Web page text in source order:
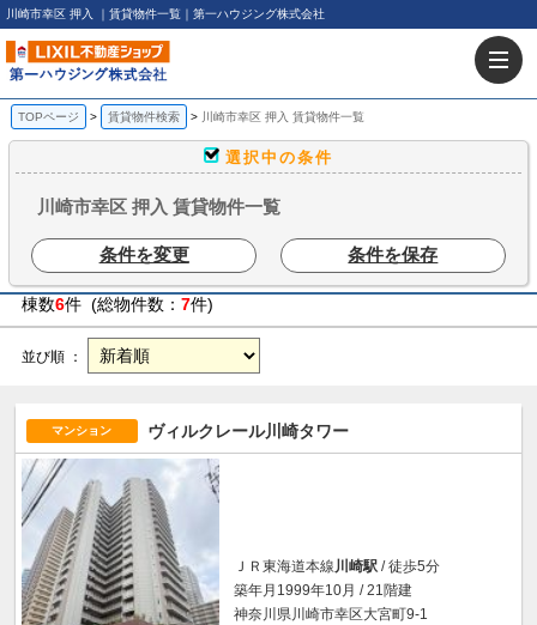
川崎市幸区 押入 ｜賃貸物件一覧｜第一ハウジング株式会社
TOPページ 賃貸物件検索 川崎市幸区 押入 賃貸物件一覧
選択中の条件
川崎市幸区 押入 賃貸物件一覧
条件を変更 条件を保存
棟数6件 (総物件数： 7件)
並び順 ：
マンション ヴィルクレール川崎タワー
ＪＲ東海道本線川崎駅 / 徒歩5分
築年月1999年10月 / 21階建
神奈川県川崎市幸区大宮町9-1